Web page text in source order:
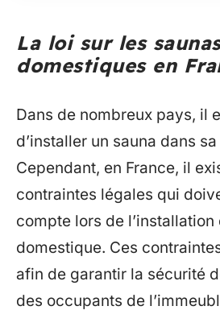
La loi sur les
domestiques en
Dans de nombreux pays, il
d’installer un sauna dans
Cependant, en France, il
contraintes légales qui
compte lors de l’installation
domestique. Ces
afin de garantir la sécurité
des occupants de